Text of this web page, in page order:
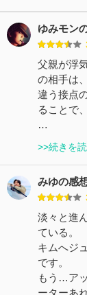
ゆみモン
父親が浮
の相手は
違う接点
ることで
…
>>続きを
みゆの感
淡々と進
ている。
キムへジ
です。
もう…ア